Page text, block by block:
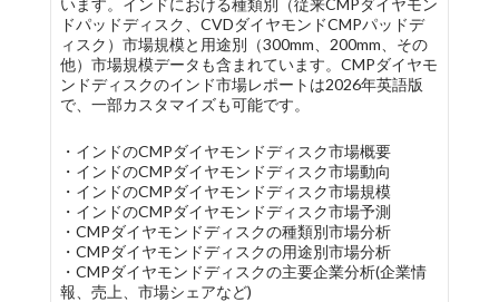
います。インドにおける種類別（従来CMPダイヤモン
ドパッドディスク、CVDダイヤモンドCMPパッドデ
ィスク）市場規模と用途別（300mm、200mm、その
他）市場規模データも含まれています。CMPダイヤモ
ンドディスクのインド市場レポートは2026年英語版
で、一部カスタマイズも可能です。
・インドのCMPダイヤモンドディスク市場概要
・インドのCMPダイヤモンドディスク市場動向
・インドのCMPダイヤモンドディスク市場規模
・インドのCMPダイヤモンドディスク市場予測
・CMPダイヤモンドディスクの種類別市場分析
・CMPダイヤモンドディスクの用途別市場分析
・CMPダイヤモンドディスクの主要企業分析(企業情
報、売上、市場シェアなど)